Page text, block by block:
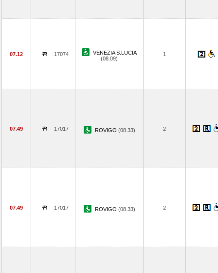
07.12 17074
VENEZIA S.LUCIA
(08.09)
1
07.49 17017 ROVIGO (08.33) 2
07.49 17017 ROVIGO (08.33) 2